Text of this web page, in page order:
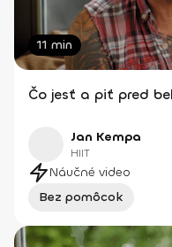
11 min
Čo jesť a piť pred
Jan Kempa
HIIT
Náučné video
Bez pomôcok